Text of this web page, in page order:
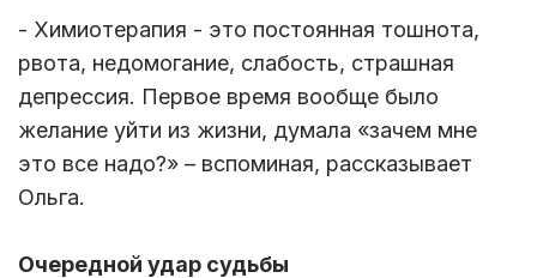
- Химиотерапия - это постоянная тошнота,
рвота, недомогание, слабость, страшная
депрессия. Первое время вообще было
желание уйти из жизни, думала «зачем мне
это все надо?» – вспоминая, рассказывает
Ольга.
Очередной удар судьбы